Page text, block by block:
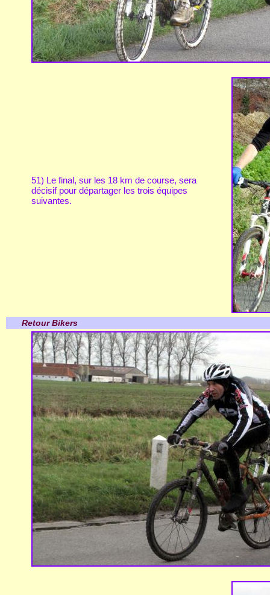
51) Le final, sur les 18 km de course, sera
décisif pour départager les trois équipes
suivantes.
Retour Bikers